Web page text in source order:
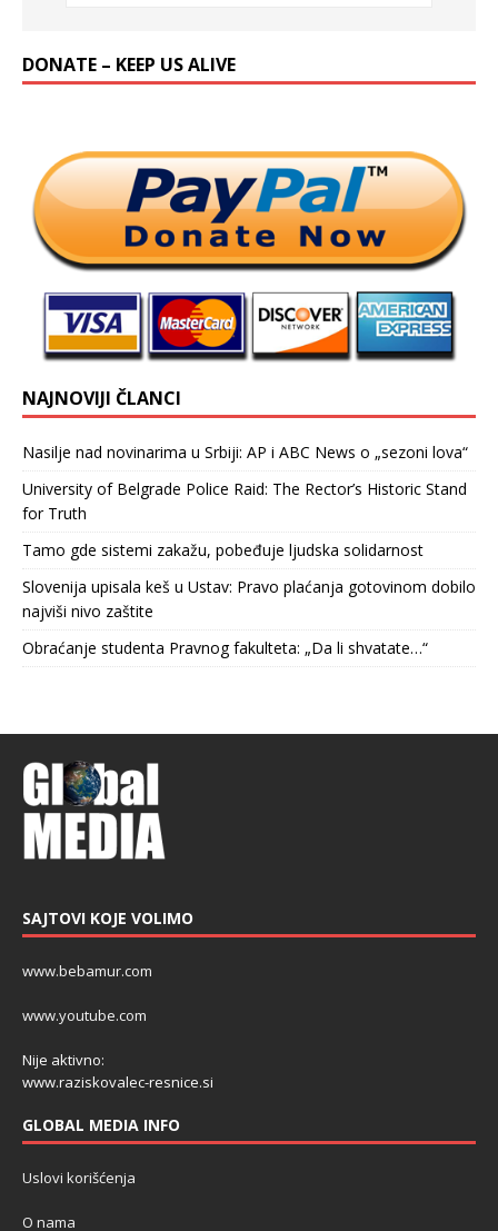
DONATE – KEEP US ALIVE
NAJNOVIJI ČLANCI
Nasilje nad novinarima u Srbiji: AP i ABC News o „sezoni lova“
University of Belgrade Police Raid: The Rector’s Historic Stand
for Truth
Tamo gde sistemi zakažu, pobeđuje ljudska solidarnost
Slovenija upisala keš u Ustav: Pravo plaćanja gotovinom dobilo
najviši nivo zaštite
Obraćanje studenta Pravnog fakulteta: „Da li shvatate…“
SAJTOVI KOJE VOLIMO
www.bebamur.com
www.youtube.com
Nije aktivno:
www.raziskovalec-resnice.si
GLOBAL MEDIA INFO
Uslovi korišćenja
O nama